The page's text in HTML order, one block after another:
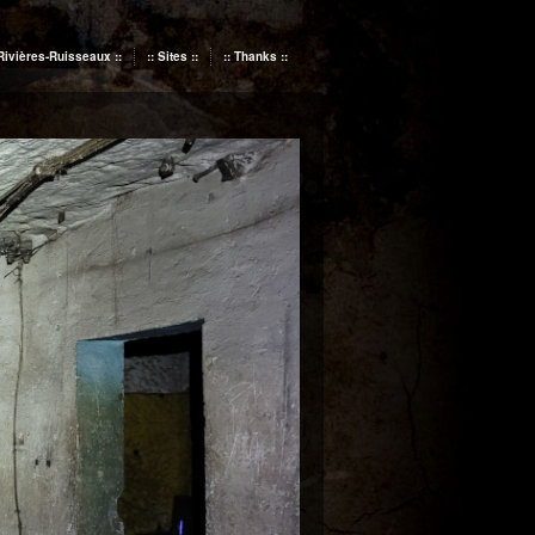
Ruisseaux :: :: Sites :: :: Thanks ::